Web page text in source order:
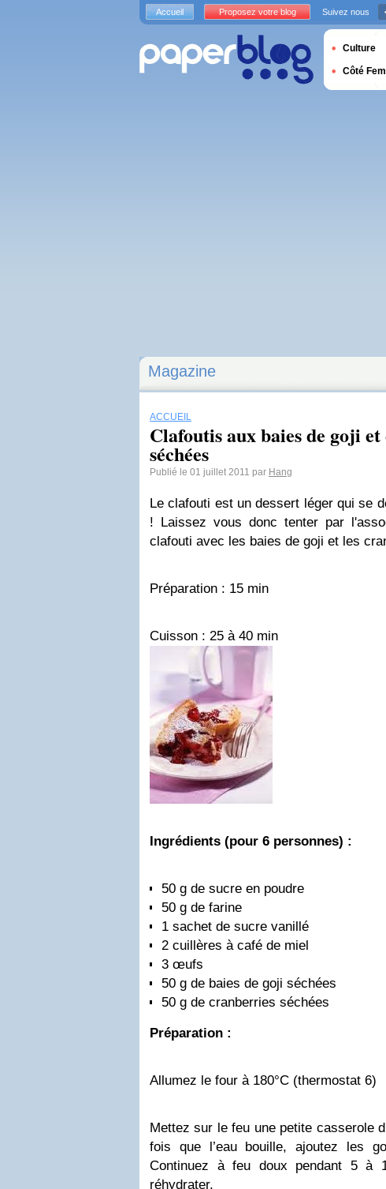
Magazine
ACCUEIL
Clafoutis aux baies de goji
séchées
Publié le 01 juillet 2011 par Hang
Le clafouti est un dessert léger qui se
! Laissez vous donc tenter par
clafouti avec les baies de goji et les
Préparation : 15 min
Cuisson : 25 à 40 min
Ingrédients (pour 6 personnes) :
50 g de sucre en poudre
50 g de farine
1 sachet de sucre vanillé
2 cuillères à café de miel
3 œufs
50 g de baies de goji séchées
50 g de cranberries séchées
Préparation :
Allumez le four à 180°C (thermostat 6)
Mettez sur le feu une petite casserole
fois que l’eau bouille, ajoutez les
Continuez à feu doux pendant 5 à
réhydrater.
Accueil Proposez votre blog Suivez nous
Culture
Côté